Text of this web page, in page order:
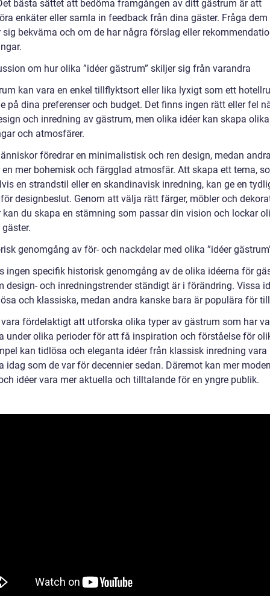
bästa sättet att bedöma framgången av ditt gästrum är att
enkäter eller samla in feedback från dina gäster. Fråga dem
sig bekväma och om de har några förslag eller
om hur olika ”idéer gästrum” skiljer sig från varandra
kan vara en enkel tillflyktsort eller lika lyxigt som ett
på dina preferenser och budget. Det finns ingen rätt eller fel
och inredning av gästrum, men olika idéer kan skapa olika
och atmosfärer.
föredrar en minimalistisk och ren design, medan
en mer bohemisk och färgglad atmosfär. Att skapa ett tema,
en strandstil eller en skandinavisk inredning, kan ge en
designbeslut. Genom att välja rätt färger, möbler och
kan du skapa en stämning som passar din vision och lockar
genomgång av för- och nackdelar med olika ”idéer
ingen specifik historisk genomgång av de olika idéerna för
design- och inredningstrender ständigt är i förändring. Vissa
och klassiska, medan andra kanske bara är populära för
fördelaktigt att utforska olika typer av gästrum som har
under olika perioder för att få inspiration och förståelse för
kan tidlösa och eleganta idéer från klassisk inredning vara
idag som de var för decennier sedan. Däremot kan mer
idéer vara mer aktuella och tilltalande för en yngre publik.